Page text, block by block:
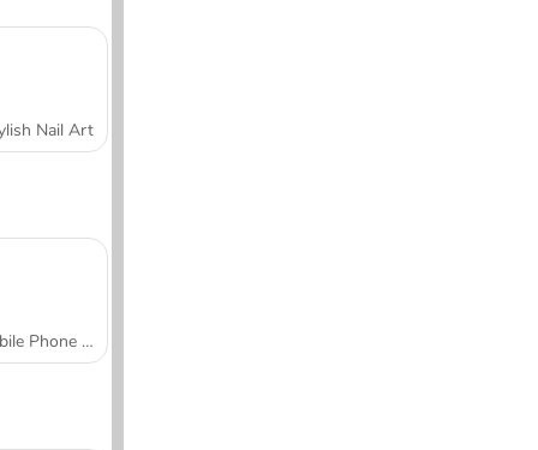
Nail Art
Mobile Phone Case Design & DIY